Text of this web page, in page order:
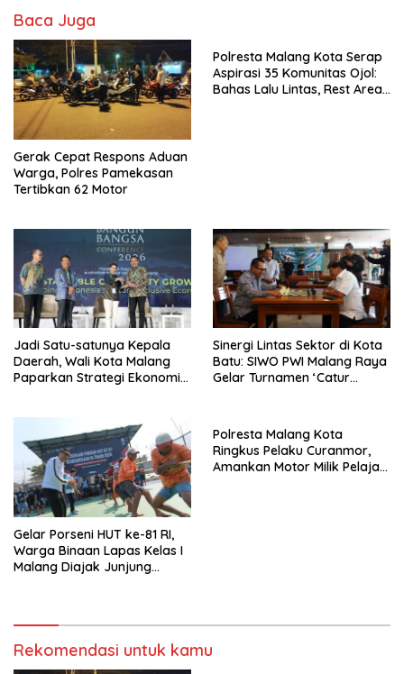
Baca Juga
Gerak Cepat Respons Aduan
Warga, Polres Pamekasan
Tertibkan 62 Motor
Polresta Malang Kota Serap
Aspirasi 35 Komunitas Ojol:
Bahas Lalu Lintas, Rest Area,
Jadi Satu-satunya Kepala
Daerah, Wali Kota Malang
Paparkan Strategi Ekonomi
Sinergi Lintas Sektor di Kota
Batu: SIWO PWI Malang Raya
Gelar Turnamen ‘Catur
Gelar Porseni HUT ke-81 RI,
Warga Binaan Lapas Kelas I
Malang Diajak Junjung
Polresta Malang Kota
Ringkus Pelaku Curanmor,
Amankan Motor Milik Pelajar
Rekomendasi untuk kamu